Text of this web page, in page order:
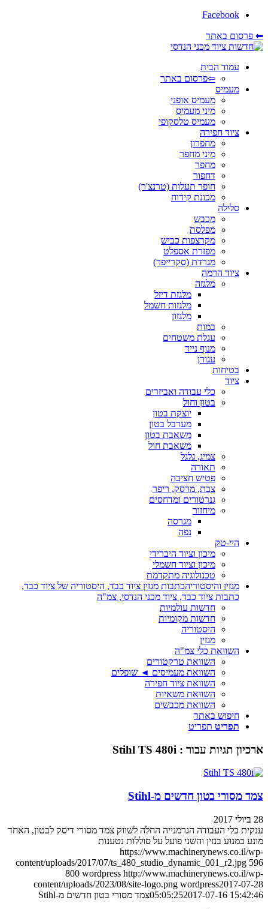
Facebook
⬅ פרסום באתר
עמוד הבית
⇦פרסום באתר
מעמיס
מעמיס אופני
מיני מעמיס
מעמיס טלסקופי
ציוד חפירה
מחפרון
מיני מחפר
מחפר
דחפור
חופר תעלות (טרנצ'ר)
מכונת קידוח
סלילה
מכבש
מפלסת
מקרצפות כביש
מפזרת אספלט
מגרדת (סקרייפר)
ציוד הרמה
מלגזה
מלגזת דיזל
מלגזות חשמל
מלגזון
במות
עגלת משטחים
מנוף נייד
עגורן
בטיחות
ציוד
כלי עבודה ואביזרים
בטון וחול
יוצקת בטון
מערבל בטון
משאבת בטון
משאבת חול
צמיג, גלגל
תאורה
פטיש חציבה
צבת, מרסק, ריפר
גנרטורים ומדחסים
מיחזור
מגרסה
נפה
היי-טק
מיכון וציוד היברידי
מיכון וציוד חשמלי
טכנולוגיה מתקדמת
מגזין והיסטוריהכתבות מגזין ציוד כבד, היסטוריה של ציוד כבד,
כתבות ציוד כבד, ציוד מכני הנדסי, צמ"ה
חדשות עולמיות
חדשות מקומיות
היסטוריה
מגזין
השוואת כלי צמ"ה
השוואת טרקטורים
השוואת מעמיסים ◄ שופלים
השוואת ציוד חפירה
השוואת משאיות
השוואת מכבשים
חיפוש באתר
תפריט תפריט
ארכיון תגיות עבור : Stihl TS 480i
צמד מסורי בטון חדשים מ-Stihl
28 ביולי 2017
ענקית כלי העבודה הגרמנייה החלה לשווק צמד מסורי דיסק לבטון, האחד
מונע במנוע בנזין והשני פועל על סוללות נטענות
https://www.machinerynews.co.il/wp-
content/uploads/2017/07/ts_480_studio_dynamic_001_r2.jpg 596
800 wordpress http://www.machinerynews.co.il/wp-
content/uploads/2023/08/site-logo.png wordpress2017-07-28
05:05:252017-07-16 15:42:46
צמד מסורי בטון חדשים מ-Stihl